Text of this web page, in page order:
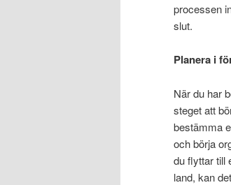
processen
slut.
Planera i
När du har
steget att
bestämma
och börja
du flyttar till
land, kan